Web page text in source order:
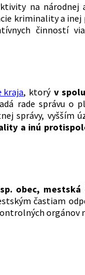
na národnej
kriminality a
činností
kraja, ktorý v
rade správu o
správy, vyšším
a inú
obec, mestská
častiam
orgánov